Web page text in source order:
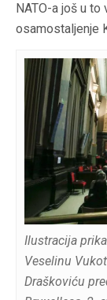
NATO-a još u
osamostaljenje
Ilustracija
Veselinu
Draškoviću